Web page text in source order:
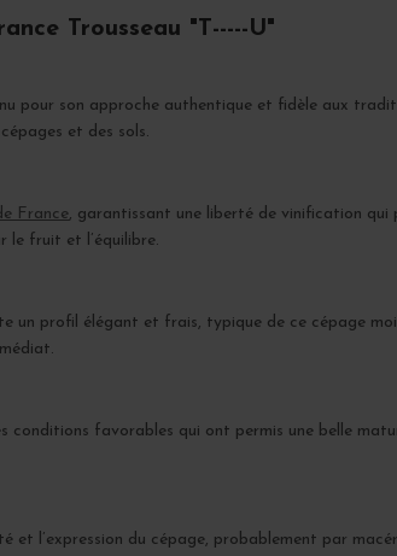
Trousseau "T-----U"
pour son approche authentique et fidèle aux
et des sols.
France, garantissant une liberté de vinification qui
le fruit et l’équilibre.
un profil élégant et frais, typique de ce cépage
conditions favorables qui ont permis une belle
et l’expression du cépage, probablement par